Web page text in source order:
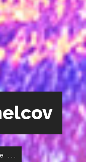
...